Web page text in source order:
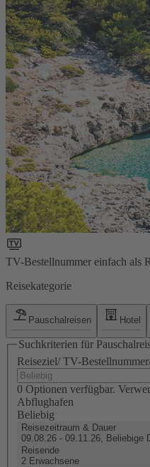
TV-Bestellnummer einfach als
Reisekategorie
Pauschalreisen Hotel
Suchkriterien für
Reiseziel/ TV-
0 Optionen verfügbar.
Abflughafen
Beliebig
Reisezeitraum & Dauer
09.08.26 - 09.11.26, Beliebige
Reisende
2 Erwachsene